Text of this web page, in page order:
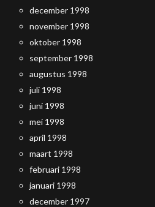
december 1998
november 1998
oktober 1998
september 1998
augustus 1998
juli 1998
juni 1998
mei 1998
april 1998
maart 1998
februari 1998
januari 1998
december 1997